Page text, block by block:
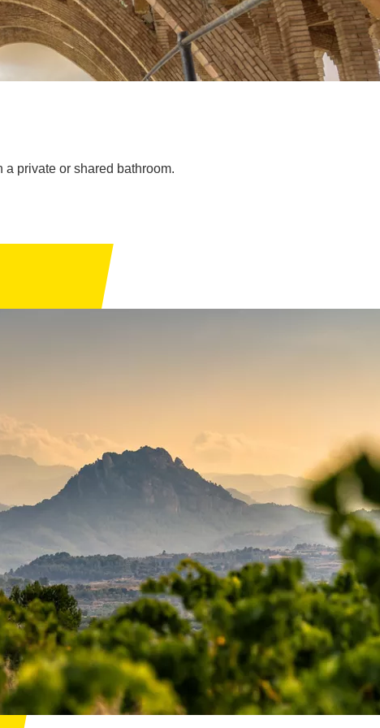
private or shared bathroom.